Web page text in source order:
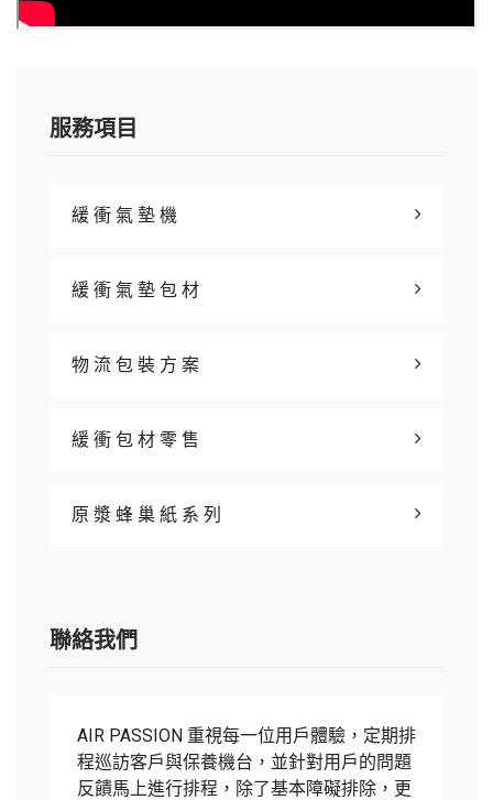
服務項目
緩 衝 氣 墊 機
緩 衝 氣 墊 包 材
物 流 包 裝 方 案
緩 衝 包 材 零 售
原 漿 蜂 巢 紙 系 列
聯絡我們
AIR PASSION 重視每一位用戶體驗，定期排
程巡訪客戶與保養機台，並針對用戶的問題
反饋馬上進行排程，除了基本障礙排除，更